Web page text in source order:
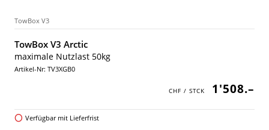
TowBox V3
TowBox V3 Arctic
maximale Nutzlast 50kg
Artikel-Nr: TV3XGB0
1'508.–
Verfügbar mit Lieferfrist